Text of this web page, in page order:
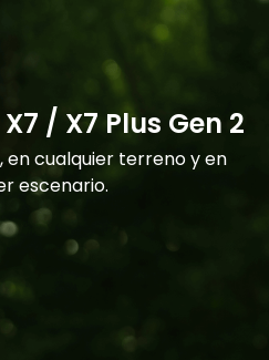
/ X7 Plus Gen 2
en cualquier terreno y en
escenario.